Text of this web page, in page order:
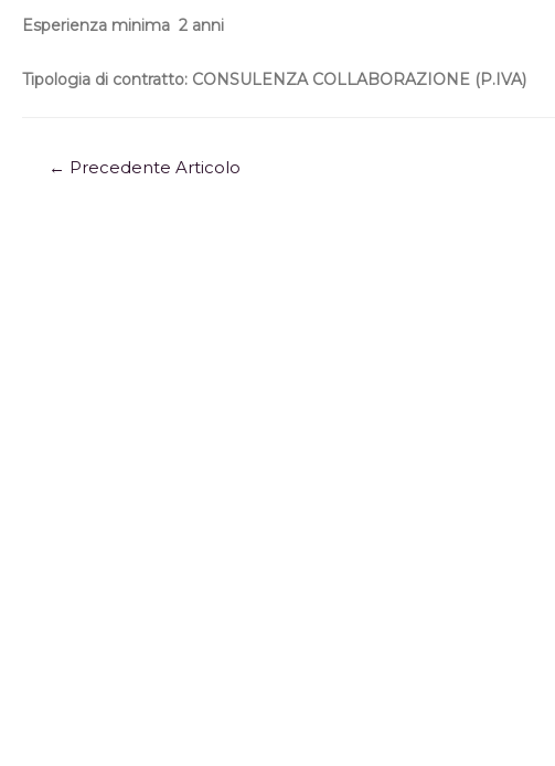
Esperienza minima 2 anni
Tipologia di contratto: CONSULENZA COLLABORAZIONE (P.IVA)
← Precedente Articolo